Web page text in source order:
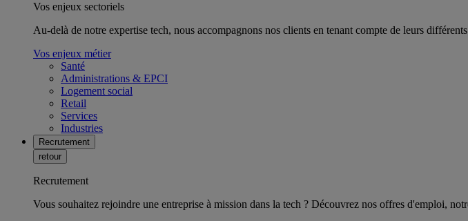
Vos enjeux sectoriels
Au-delà de notre expertise tech, nous accompagnons nos clients en tenant compte de leurs
Vos enjeux métier
Santé
Administrations & EPCI
Logement social
Retail
Services
Industries
Recrutement
retour
Recrutement
Vous souhaitez rejoindre une entreprise à mission dans la tech ? Découvrez nos offres d'emploi,